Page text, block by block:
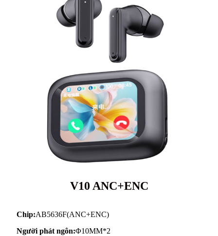
V10 ANC+ENC
Chip:AB5636F(ANC+ENC)
Người phát ngôn:Φ10MM*2